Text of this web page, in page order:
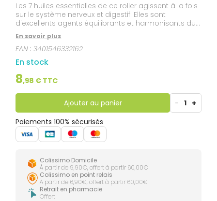
Les 7 huiles essentielles de ce roller agissent à la fois
sur le système nerveux et digestif. Elles sont
d'excellents agents équilibrants et harmonisants du
système nerveux. Elles ont des propriétés toniques et
stimulantes de l'appareil digestif et sont également
anti-spasmodiques. Elles aident à lutter contre les
nausées, et tous maux dus aux transports (voiture,
bateau, avion...). Très efficaces, elles agissent par
pénétration épidermique, leurs actifs libérés
localement agissent rapidement et efficacement.
En savoir plus
EAN :3401546332162
En stock
8,98 € TTC
Ajouter au panier - 1 +
Paiements 100% sécurisés
Colissimo Domicile
À partir de 9,90€, offert à partir 60,00€
Colissimo en point relais
À partir de 6,90€, offert à partir 60,00€
Retrait en pharmacie
Offert